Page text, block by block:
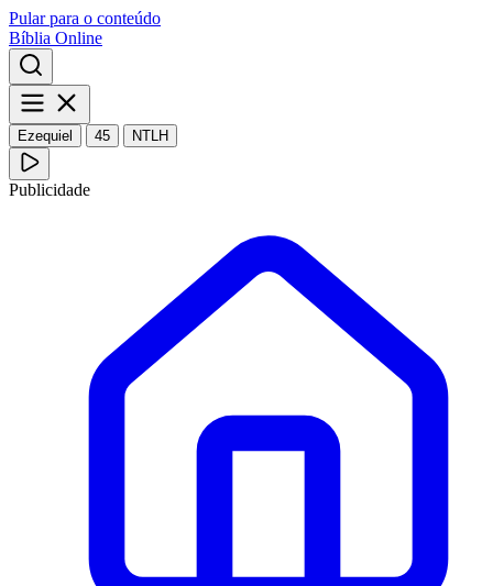
Pular para o conteúdo
Bíblia Online
Ezequiel 45 NTLH
Publicidade